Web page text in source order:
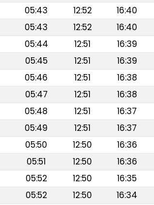
05:43 12:52 16:40
05:43 12:52 16:40
05:44 12:51 16:39
05:45 12:51 16:39
05:46 12:51 16:38
05:47 12:51 16:38
05:48 12:51 16:37
05:49 12:51 16:37
05:50 12:50 16:36
05:51 12:50 16:36
05:52 12:50 16:35
05:52 12:50 16:34